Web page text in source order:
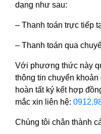
dạng như sau:
– Thanh toán trực tiếp
– Thanh toán qua
Với phương thức này
thông tin chuyển
hoàn tất ký kết hợp
mắc xin liên hệ:
Chúng tôi chân thành